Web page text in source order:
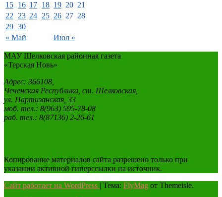
« Май Июл »
15 16 17 18 19 20 21
22
23 24 25 26 27 28
29 30
МАУ Шелковская районная газета
«Терская Новь»
Адрес: 366108,
Чеченская Республика, ст. Шелковская,
ул. Партизанская, 33
моб. тел.: 8(963) 595-78-08
раб. тел.: 8(87136) 2-26-61
Копирование материалов сайта разрешено только при
указании активной гиперссылки на источник.
Сайт работает на WordPress | Тема: FlyMag от Themeisle.